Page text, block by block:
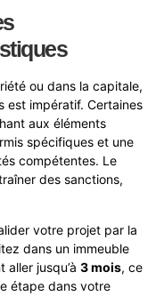
ou dans la capitale,
est impératif. Certaines
aux éléments
spécifiques et une
compétentes. Le
des sanctions,
votre projet par la
dans un immeuble
jusqu’à 3 mois, ce
étape dans votre